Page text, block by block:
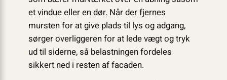
et vindue eller en dør. Når der fjernes
mursten for at give plads til lys og adgang,
sørger overliggeren for at lede vægt og tryk
ud til siderne, så belastningen fordeles
sikkert ned i resten af facaden.